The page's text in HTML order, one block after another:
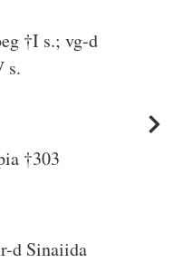
†I s.; vg-d
s.
†303
d Sinaiida